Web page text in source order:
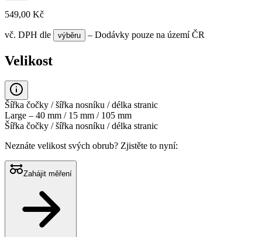
549,00 Kč
vč. DPH dle výběru – Dodávky pouze na území ČR
Velikost
Šířka čočky / šířka nosníku / délka stranic
Large – 40 mm / 15 mm / 105 mm
Šířka čočky / šířka nosníku / délka stranic
Neznáte velikost svých obrub? Zjistěte to nyní:
Zahájit měření